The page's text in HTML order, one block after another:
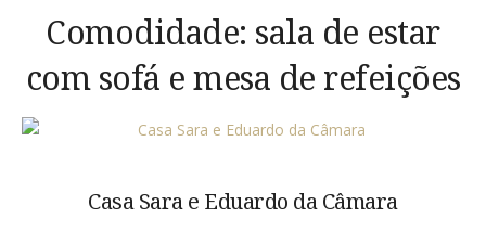
Comodidade: sala de estar
com sofá e mesa de refeições
Casa Sara e Eduardo da Câmara